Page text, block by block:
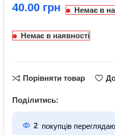
грн Немає в
Немає в наявності
Порівняти товар
Поділитись:
2 покупців